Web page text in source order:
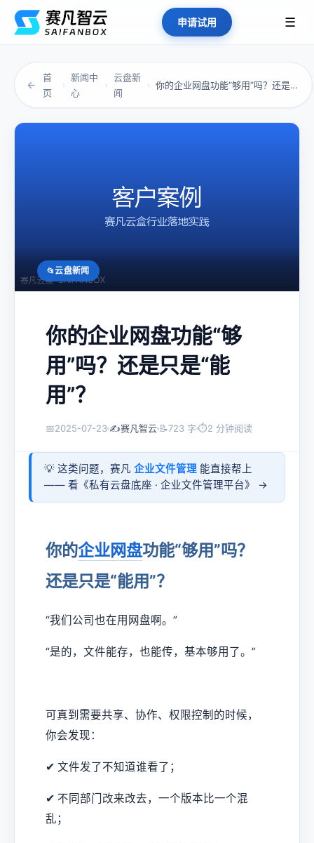
申请试用 ☰
←
首
页
›
新闻中
心
›
云盘新
闻
› 你的企业网盘功能“够用”吗？还是只是“能用”...
云盘新闻
你的企业网盘功能“够
用”吗？还是只是“能
用”？
📅2025-07-23 ✍️赛凡智云 📝723 字 ⏱2 分钟阅读
💡 这类问题，赛凡 企业文件管理 能直接帮上
—— 看《私有云盘底座 · 企业文件管理平台》 →
你的企业网盘功能“够用”吗？
还是只是“能用”？
“我们公司也在用网盘啊。”
“是的，文件能存，也能传，基本够用了。”
可真到需要共享、协作、权限控制的时候，
你会发现：
✔ 文件发了不知道谁看了；
✔ 不同部门改来改去，一个版本比一个混
乱；